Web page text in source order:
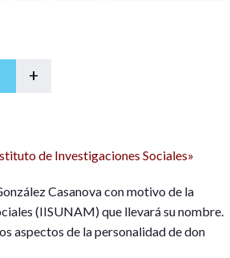
+
de Investigaciones Sociales»
Casanova con motivo de la
(IISUNAM) que llevará su nombre.
aspectos de la personalidad de don